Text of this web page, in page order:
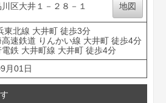
区大井１－２８－１ 地図
東北線 大井町 徒歩3分
速鉄道 りんかい線 大井町 徒歩4分
鉄 大井町線 大井町 徒歩4分
月01日